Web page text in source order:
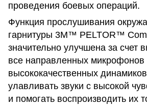
проведения боевых операций.
Функция прослушивания
гарнитуры 3M™ PELTOR™
значительно улучшена за счет
все направленных микрофонов
высококачественных
улавливать звуки с высокой
и помогать воспроизводить их